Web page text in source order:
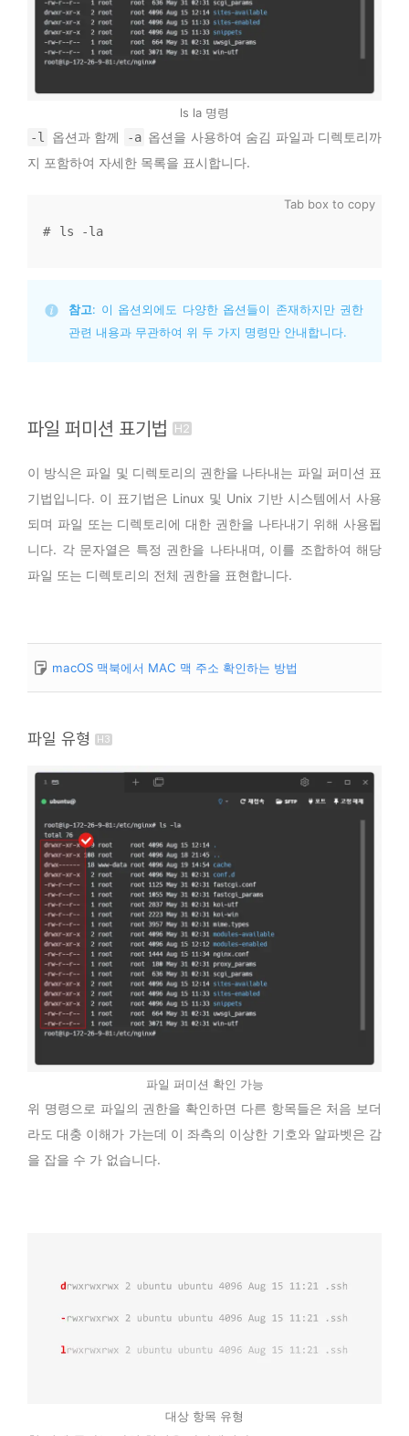
ls la 명령
-l
옵션과 함께 -a 옵션을 사용하여 숨김 파일과 디렉토리까
지 포함하여 자세한 목록을 표시합니다.
ls -la
참고: 이 옵션외에도 다양한 옵션들이 존재하지만 권한
관련 내용과 무관하여 위 두 가지 명령만 안내합니다.
파일 퍼미션 표기법
이 방식은 파일 및 디렉토리의 권한을 나타내는 파일 퍼미션 표
기법입니다. 이 표기법은 Linux 및 Unix 기반 시스템에서 사용
되며 파일 또는 디렉토리에 대한 권한을 나타내기 위해 사용됩
니다. 각 문자열은 특정 권한을 나타내며, 이를 조합하여 해당
파일 또는 디렉토리의 전체 권한을 표현합니다.
macOS 맥북에서 MAC 맥 주소 확인하는 방법
파일 유형
파일 퍼미션 확인 가능
위 명령으로 파일의 권한을 확인하면 다른 항목들은 처음 보더
라도 대충 이해가 가는데 이 좌측의 이상한 기호와 알파벳은 감
을 잡을 수 가 없습니다.
대상 항목 유형